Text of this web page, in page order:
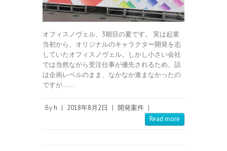
オフィスノヴェル、3期目の夏です。 実は起業
当初から、オリジナルのキャラクター開発を志
していたオフィスノヴェル。しかし小さい会社
では当然ながら受注仕事が優先されるため、話
は企画レベルのまま、なかなか進まなかったの
ですが……
By h | 2018年8月2日 | 開発案件 |
Read more